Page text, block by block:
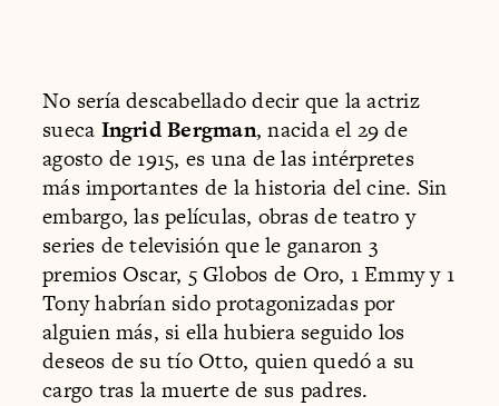
No sería descabellado decir que la actriz
sueca Ingrid Bergman, nacida el 29 de
agosto de 1915, es una de las intérpretes
más importantes de la historia del cine. Sin
embargo, las películas, obras de teatro y
series de televisión que le ganaron 3
premios Oscar, 5 Globos de Oro, 1 Emmy y 1
Tony habrían sido protagonizadas por
alguien más, si ella hubiera seguido los
deseos de su tío Otto, quien quedó a su
cargo tras la muerte de sus padres.